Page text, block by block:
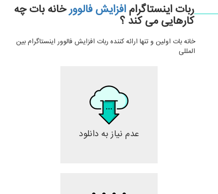
ربات اینستاگرامافزایش فالوورخانه بات چه
کارهایی می کند ؟
خانه بات اولین و تنها ارائه کننده ربات افزایش فالوور اینستاگرام بین
المللی
عدم نیاز به دانلود